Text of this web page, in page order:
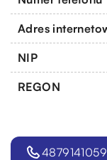
Adres
NIP
REGON